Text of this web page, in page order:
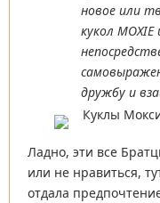
новое или
кукол
дружбу и
Ладно, эти все
или не нравиться,
отдала